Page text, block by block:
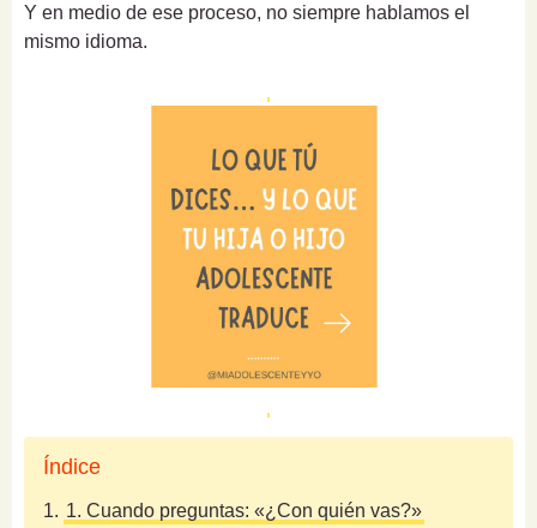
Y en medio de ese proceso, no siempre hablamos el
mismo idioma.
Índice
1. 1. Cuando preguntas: «¿Con quién vas?»